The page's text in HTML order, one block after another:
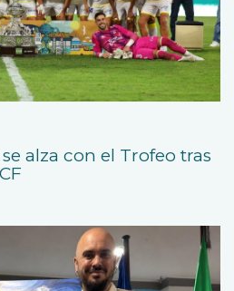
alza con el Trofeo tras